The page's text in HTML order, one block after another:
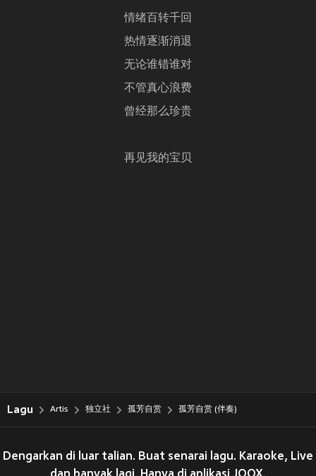
情绪百转千回
热情逐渐消退
无论谁错谁对
不管真心浪费
曾经那么珍贵
再见我的宝贝
Lagu Artis 独立社 孤芳自赏 孤芳自赏 (伴奏)
Dengarkan di luar talian. Buat senarai lagu. Karaoke, Live